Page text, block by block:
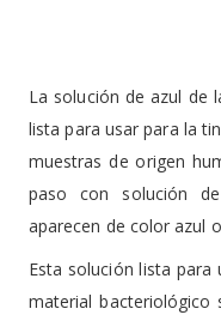
La solución de azul de
lista para usar para la
muestras de origen
paso con solución
aparecen de color azul
Esta solución lista
material